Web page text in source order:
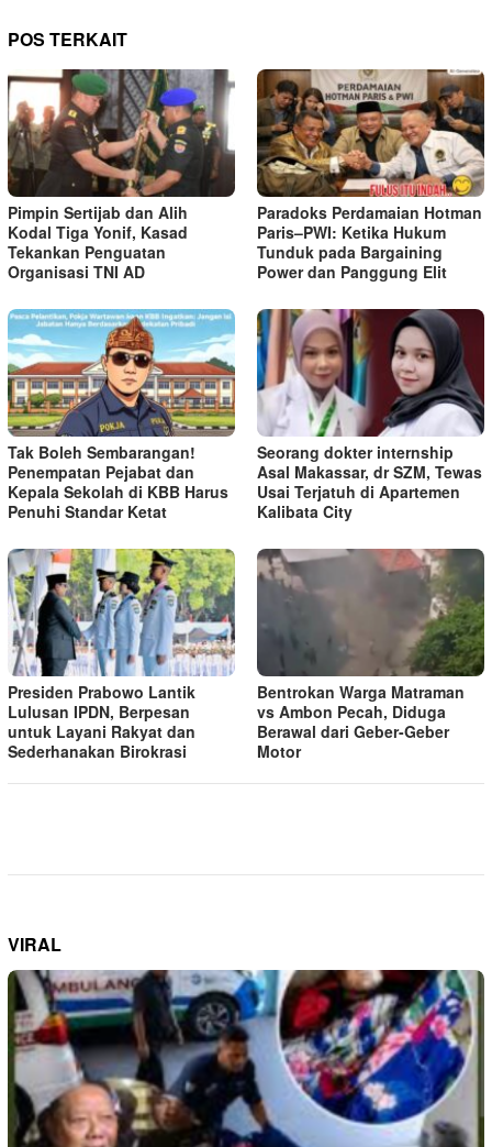
POS TERKAIT
Pimpin Sertijab dan Alih
Kodal Tiga Yonif, Kasad
Tekankan Penguatan
Organisasi TNI AD
Paradoks Perdamaian Hotman
Paris–PWI: Ketika Hukum
Tunduk pada Bargaining
Power dan Panggung Elit
Tak Boleh Sembarangan!
Penempatan Pejabat dan
Kepala Sekolah di KBB Harus
Penuhi Standar Ketat ​
Seorang dokter internship
Asal Makassar, dr SZM, Tewas
Usai Terjatuh di Apartemen
Kalibata City
Presiden Prabowo Lantik
Lulusan IPDN, Berpesan
untuk Layani Rakyat dan
Sederhanakan Birokrasi
Bentrokan Warga Matraman
vs Ambon Pecah, Diduga
Berawal dari Geber-Geber
Motor
VIRAL